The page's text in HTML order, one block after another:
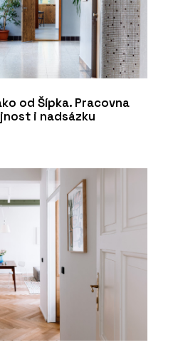
od Šípka. Pracovna
i nadsázku